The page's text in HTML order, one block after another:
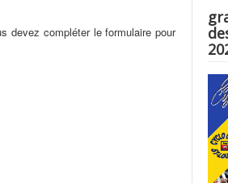
devez compléter le formulaire pour